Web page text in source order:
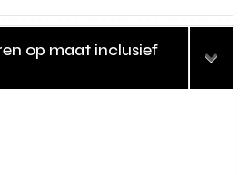
op maat inclusief